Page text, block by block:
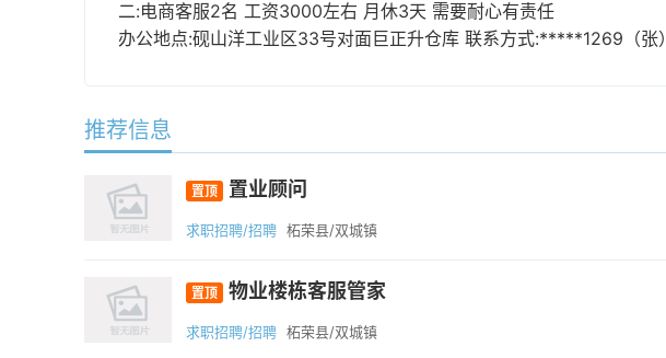
二:电商客服2名 工资3000左右 月休3天 需要耐心有责任
办公地点:砚山洋工业区33号对面巨正升仓库 联系方式:*****1269（张）
推荐信息
置顶 置业顾问
求职招聘/招聘 柘荣县/双城镇
置顶 物业楼栋客服管家
求职招聘/招聘 柘荣县/双城镇